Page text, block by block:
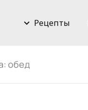
Рецепты
обед